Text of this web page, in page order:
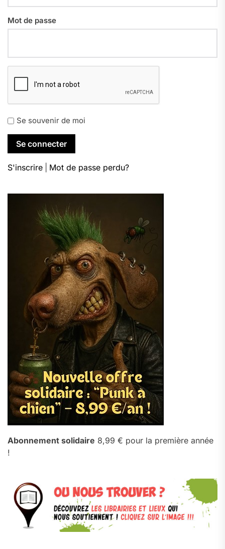
Mot de passe
Se souvenir de moi
S'inscrire Mot de passe perdu?
Abonnement solidaire 8,99 € pour la première année
!